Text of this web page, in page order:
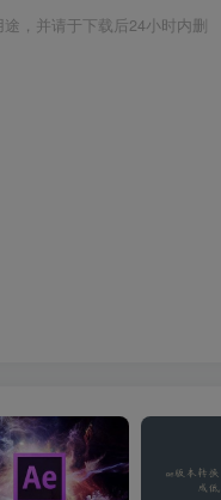
，并请于下载后24小时内删